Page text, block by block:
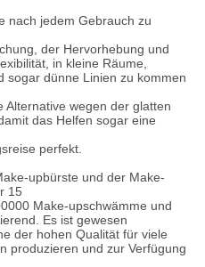
nach jedem Gebrauch zu
der Hervorhebung und
in kleine Räume,
sogar dünne Linien zu kommen
Alternative wegen der glatten
das Helfen sogar eine
perfekt.
upbürste und der Make-
15
Make-upschwämme und
Es ist gewesen
der hohen Qualität für viele
produzieren und zur Verfügung